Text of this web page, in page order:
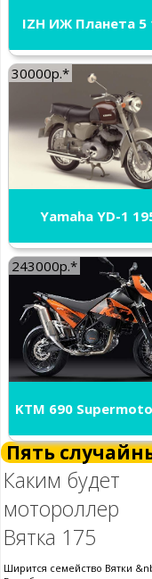
IZH ИЖ Планета 5
30000р.*
Yamaha YD-1
243000р.*
KTM 690
Пять
Каким будет
мотороллер
Вятка 175
Ширится семейство Вятки